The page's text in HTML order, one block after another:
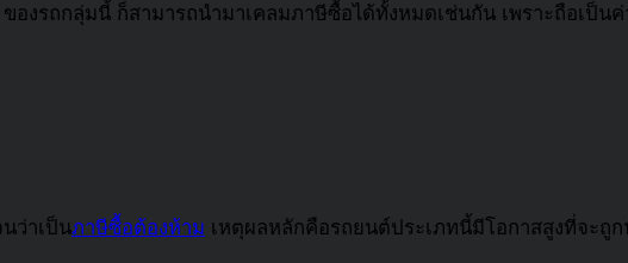
รถกลุ่มนี้ ก็สามารถนำมาเคลมภาษีซื้อได้ทั้งหมดเช่นกัน เพราะถือเป็นค่
ว่าเป็นภาษีซื้อต้องห้าม เหตุผลหลักคือรถยนต์ประเภทนี้มีโอกาสสูงที่จะถูก